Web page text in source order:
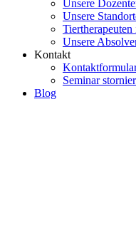
Unsere
Unsere
Unsere
Kontakt
Seminar
Blog